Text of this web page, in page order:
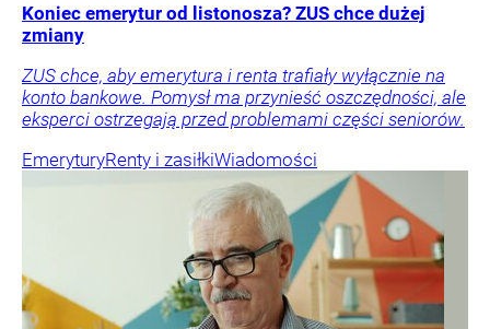
Koniec emerytur od listonosza? ZUS chce dużej
zmiany
ZUS chce, aby emerytura i renta trafiały wyłącznie na
konto bankowe. Pomysł ma przynieść oszczędności, ale
eksperci ostrzegają przed problemami części seniorów.
EmeryturyRenty i zasiłkiWiadomości